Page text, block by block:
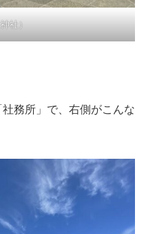
社）
社務所」で、右側がこんな